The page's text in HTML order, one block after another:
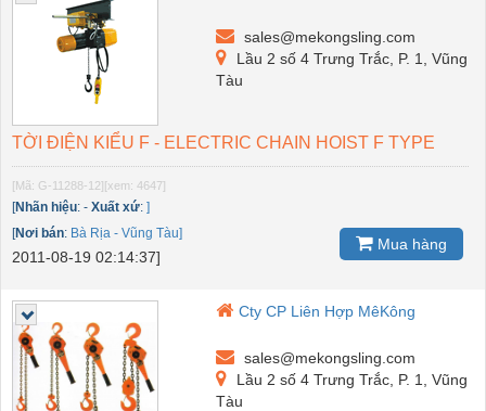
sales@mekongsling.com
Lầu 2 số 4 Trưng Trắc, P. 1, Vũng
Tàu
TỜI ĐIỆN KIỂU F - ELECTRIC CHAIN HOIST F TYPE
[Mã: G-11288-12][xem: 4647]
[Nhãn hiệu: - Xuất xứ: ]
[Nơi bán: Bà Rịa - Vũng Tàu]
2011-08-19 02:14:37]
Mua hàng
Cty CP Liên Hợp MêKông
sales@mekongsling.com
Lầu 2 số 4 Trưng Trắc, P. 1, Vũng
Tàu